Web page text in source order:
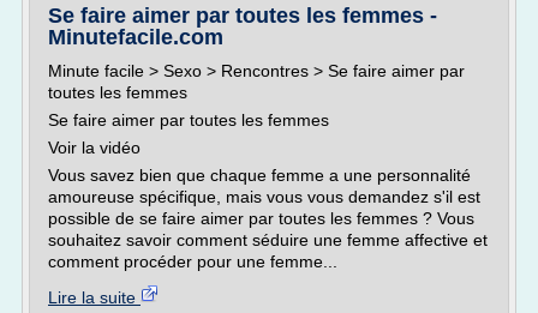
Se faire aimer par toutes les femmes -
Minutefacile.com
Minute facile > Sexo > Rencontres > Se faire aimer par
toutes les femmes
Se faire aimer par toutes les femmes
Voir la vidéo
Vous savez bien que chaque femme a une personnalité
amoureuse spécifique, mais vous vous demandez s'il est
possible de se faire aimer par toutes les femmes ? Vous
souhaitez savoir comment séduire une femme affective et
comment procéder pour une femme...
Lire la suite